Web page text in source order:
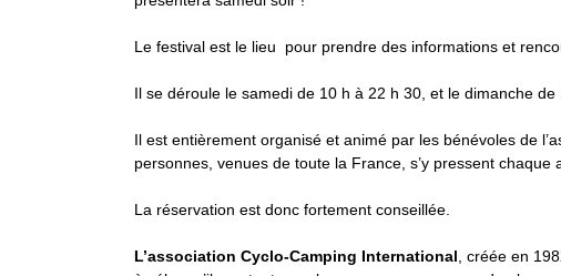
Le festival est le lieu pour prendre des informations et
Il se déroule le samedi de 10 h à 22 h 30, et le dimanche de
Il est entièrement organisé et animé par les bénévoles de
personnes, venues de toute la France, s’y pressent chaque
La réservation est donc fortement conseillée.
L’association Cyclo-Camping International , créée en